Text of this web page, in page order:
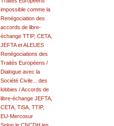
impossible comme la
Renégociation des
accords de libre-
échange TTIP, CETA,
JEFTA et ALEUES
Renégociations des
Traités Européens /
Dialogue avec la
Société Civile... des
lobbies / Accords de
libre-échange JEFTA,
CETA, TiSA, TTIP,
EU-Mercosur